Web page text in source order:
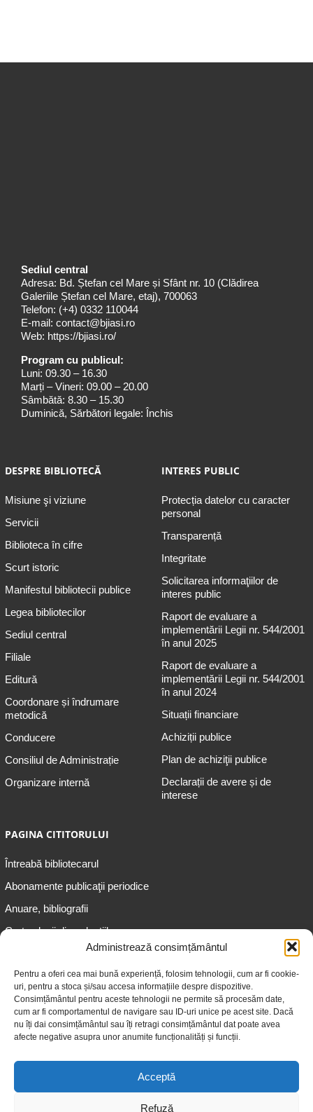
Administrează consimțământul
Pentru a oferi cea mai bună experiență, folosim tehnologii, cum ar fi cookie-
uri, pentru a stoca și/sau accesa informațiile despre dispozitive.
Consimțământul pentru aceste tehnologii ne permite să procesăm date,
cum ar fi comportamentul de navigare sau ID-uri unice pe acest site. Dacă
nu îți dai consimțământul sau îți retragi consimțământul dat poate avea
afecte negative asupra unor anumite funcționalități și funcții.
Acceptă
Refuză
Sediul central
Adresa: Bd. Ștefan cel Mare și Sfânt nr. 10 (Clădirea
Galeriile Ștefan cel Mare, etaj), 700063
Telefon: (+4) 0332 110044
E-mail: contact@bjiasi.ro
Web: https://bjiasi.ro/
Program cu publicul:
Luni: 09.30 – 16.30
Marți – Vineri: 09.00 – 20.00
Sâmbătă: 8.30 – 15.30
Duminică, Sărbători legale: Închis
DESPRE BIBLIOTECĂ
Misiune şi viziune
Servicii
Biblioteca în cifre
Scurt istoric
Manifestul bibliotecii publice
Legea bibliotecilor
Sediul central
Filiale
Editură
Coordonare și îndrumare
metodică
Conducere
Consiliul de Administrație
Organizare internă
INTERES PUBLIC
Protecția datelor cu caracter
personal
Transparență
Integritate
Solicitarea informaţiilor de
interes public
Raport de evaluare a
implementării Legii nr. 544/2001
în anul 2025
Raport de evaluare a
implementării Legii nr. 544/2001
în anul 2024
Situații financiare
Achiziții publice
Plan de achiziţii publice
Declarații de avere și de
interese
PAGINA CITITORULUI
Întreabă bibliotecarul
Abonamente publicaţii periodice
Anuare, bibliografii
Cartea lunii din colecțiile
Informații pentru adolescenți
Informații pentru adulți
Informații pentru seniori